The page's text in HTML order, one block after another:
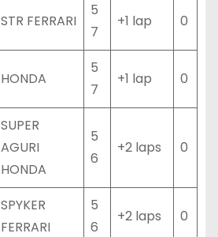
STR FERRARI
5
7
+1 lap 0
HONDA
5
7
+1 lap 0
SUPER
AGURI
HONDA
5
6
+2 laps 0
SPYKER
FERRARI
5
6
+2 laps 0